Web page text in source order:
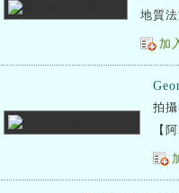
地質
加
拍攝
【